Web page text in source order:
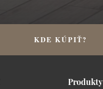
KDE KÚPIŤ?
Produkty